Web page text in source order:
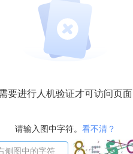
要进行人机验证才可访问页面
请输入图中字符。 看不清？